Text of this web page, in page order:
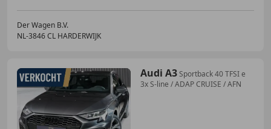
Der Wagen B.V.
NL-3846 CL HARDERWIJK
Audi A3Sportback 40 TFSI e
3x S-line / ADAP CRUISE / AFN